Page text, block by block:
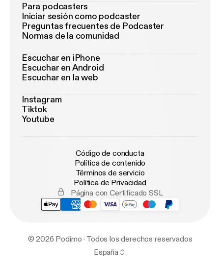
Para podcasters
Iniciar sesión como podcaster
Preguntas frecuentes de Podcaster
Normas de la comunidad
Escuchar en iPhone
Escuchar en Android
Escuchar en la web
Instagram
Tiktok
Youtube
Código de conducta
Política de contenido
Términos de servicio
Política de Privacidad
Página con Certificado SSL
© 2026 Podimo · Todos los derechos reservados
España